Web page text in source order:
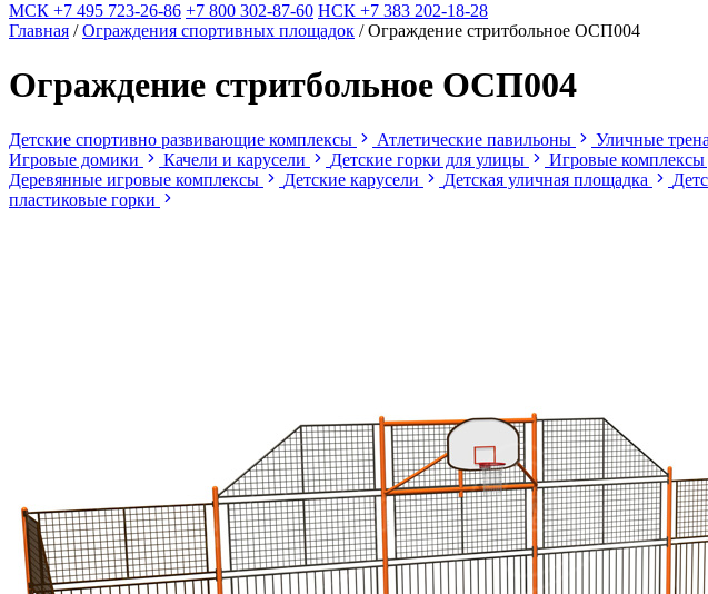
МСК +7 495 723-26-86 +7 800 302-87-60 НСК +7 383 202-18-28
Главная / Ограждения спортивных площадок / Ограждение стритбольное ОСП004
Ограждение стритбольное ОСП004
Детские спортивно развивающие комплексы Атлетические павильоны Уличные
Игровые домики
Качели и карусели Детские горки для улицы Игровые комплексы
Деревянные игровые комплексы
Детские карусели Детская уличная площадка
пластиковые горки